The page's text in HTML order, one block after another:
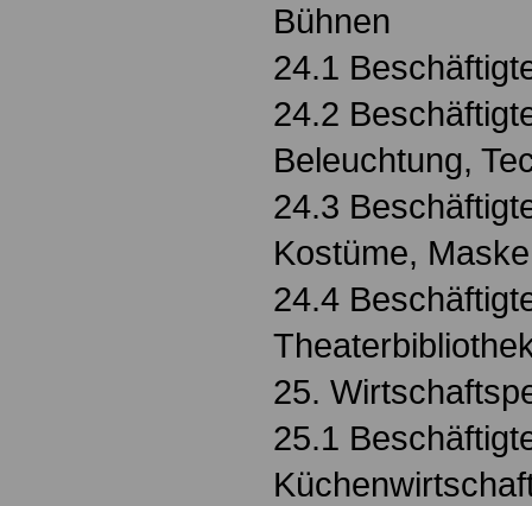
Bühnen
24.1
24.2
Beleuchtung,
24.3
Kostüme,
24.4
25.
25.1